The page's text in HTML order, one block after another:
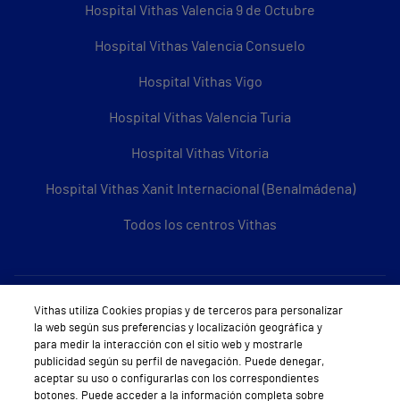
Hospital Vithas Valencia 9 de Octubre
Hospital Vithas Valencia Consuelo
Hospital Vithas Vigo
Hospital Vithas Valencia Turia
Hospital Vithas Vitoria
Hospital Vithas Xanit Internacional (Benalmádena)
Todos los centros Vithas
Sobre Vithas
Quiénes somos
Trabajar en Vithas
Vithas utiliza Cookies propias y de terceros para personalizar
la web según sus preferencias y localización geográfica y
para medir la interacción con el sitio web y mostrarle
publicidad según su perfil de navegación. Puede denegar,
aceptar su uso o configurarlas con los correspondientes
botones. Puede acceder a la información completa sobre